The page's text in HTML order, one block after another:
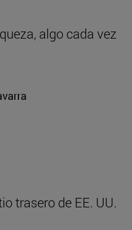
algo cada vez
trasero de EE. UU.